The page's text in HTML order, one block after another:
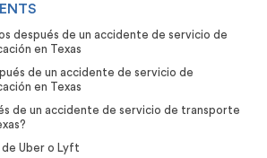
después de un accidente de servicio de
en Texas
de un accidente de servicio de
en Texas
de un accidente de servicio de transporte
Uber o Lyft